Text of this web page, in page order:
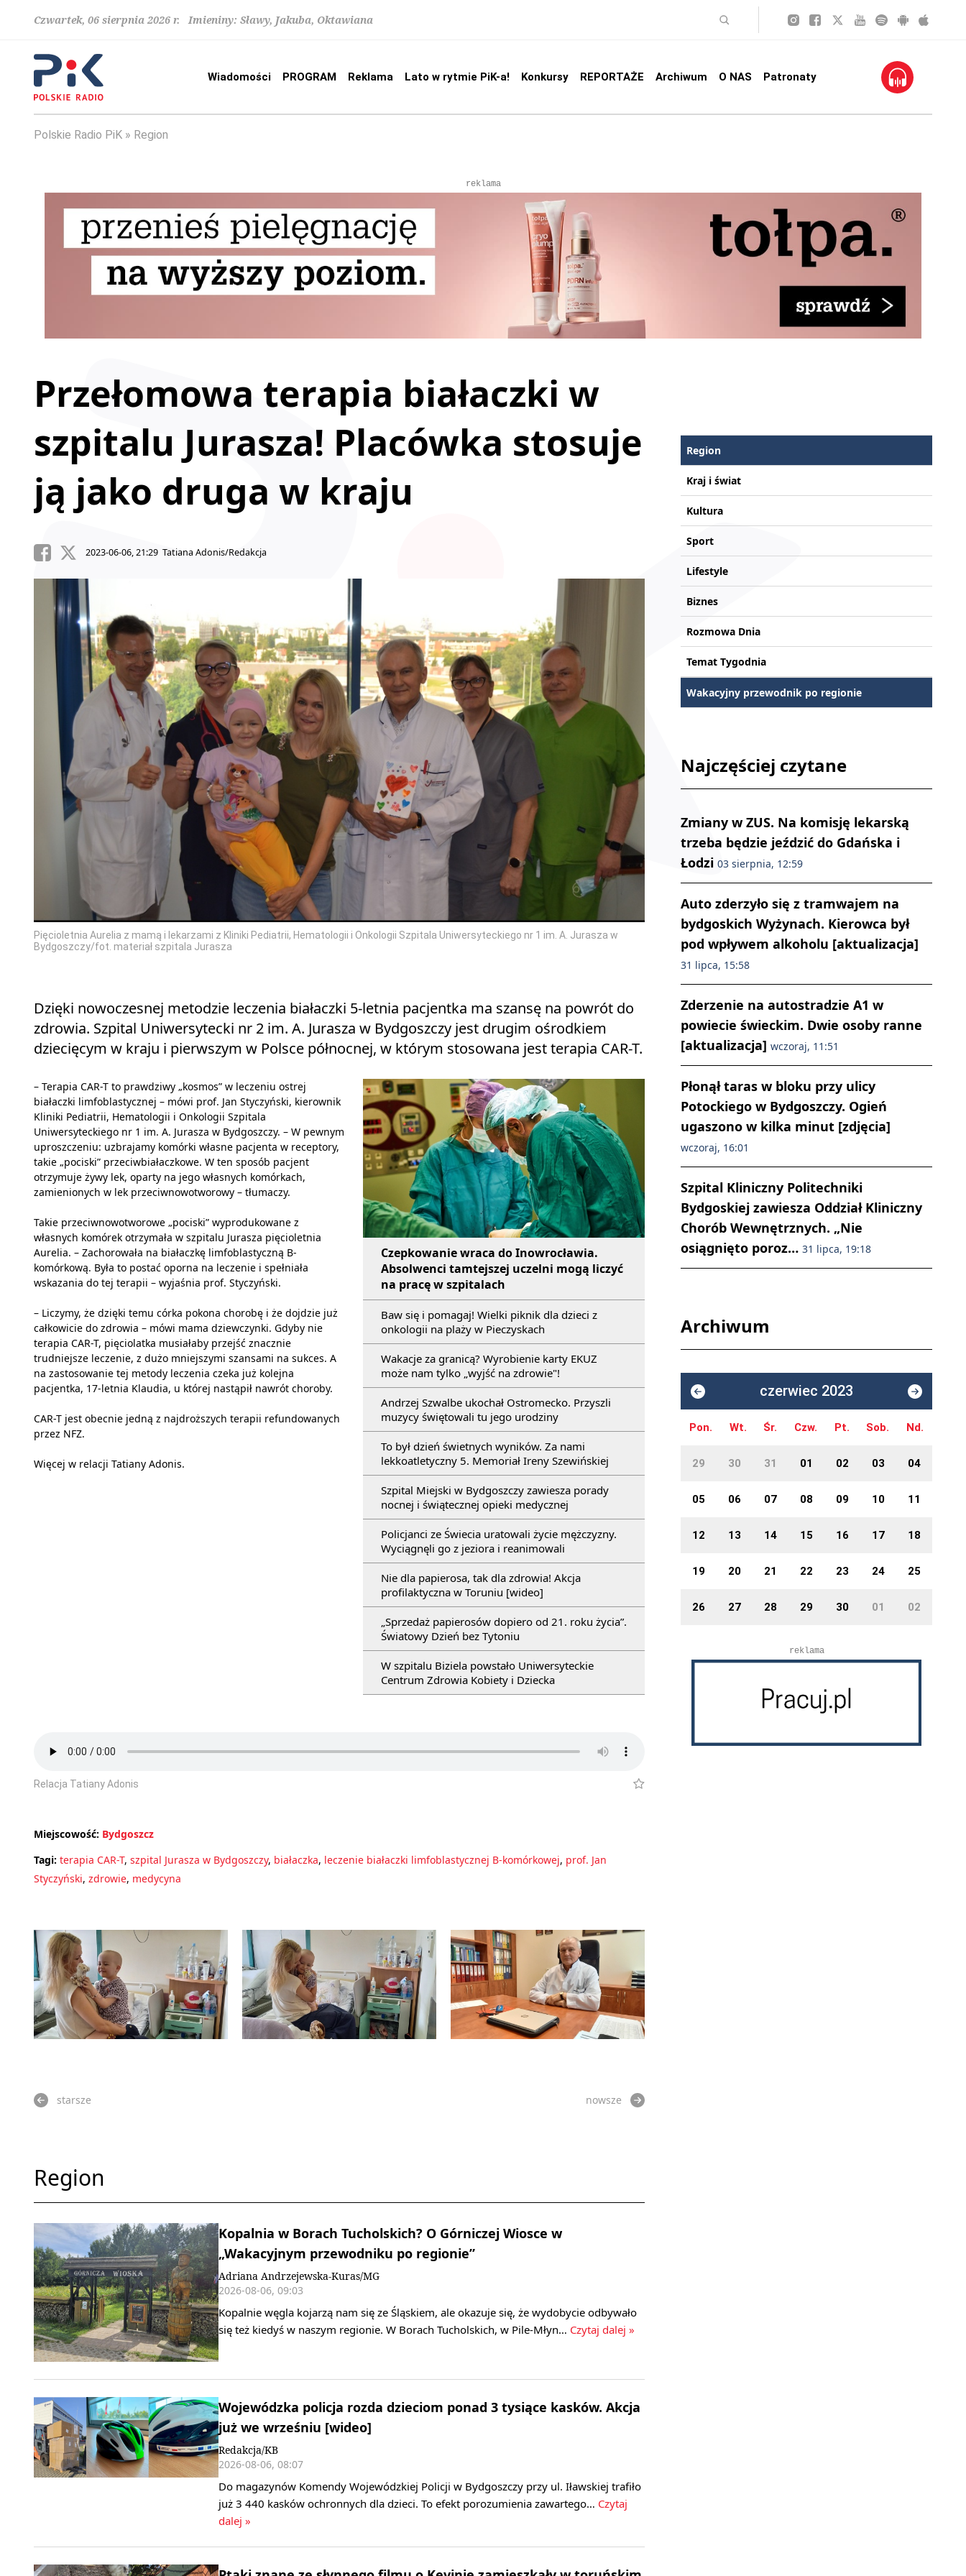
Czwartek, 06 sierpnia 2026 r. Imieniny: Sławy, Jakuba, Oktawiana
Wiadomości PROGRAM Reklama Lato w rytmie PiK-a! Konkursy REPORTAŻE Archiwum O NAS Patronaty
Polskie Radio PiK Region
reklama
Przełomowa terapia białaczki w
szpitalu Jurasza! Placówka stosuje
ją jako druga w kraju
2023-06-06, 21:29 Tatiana Adonis/Redakcja
Pięcioletnia Aurelia z mamą i lekarzami z Kliniki Pediatrii, Hematologii i Onkologii Szpitala Uniwersyteckiego nr 1 im. A. Jurasza w
Bydgoszczy/fot. materiał szpitala Jurasza
Dzięki nowoczesnej metodzie leczenia białaczki 5-letnia pacjentka ma szansę na powrót do
zdrowia. Szpital Uniwersytecki nr 2 im. A. Jurasza w Bydgoszczy jest drugim ośrodkiem
dziecięcym w kraju i pierwszym w Polsce północnej, w którym stosowana jest terapia CAR-T.
Czepkowanie wraca do Inowrocławia.
Absolwenci tamtejszej uczelni mogą liczyć
na pracę w szpitalach
Baw się i pomagaj! Wielki piknik dla dzieci z
onkologii na plaży w Pieczyskach
Wakacje za granicą? Wyrobienie karty EKUZ
może nam tylko „wyjść na zdrowie"!
Andrzej Szwalbe ukochał Ostromecko. Przyszli
muzycy świętowali tu jego urodziny
To był dzień świetnych wyników. Za nami
lekkoatletyczny 5. Memoriał Ireny Szewińskiej
Szpital Miejski w Bydgoszczy zawiesza porady
nocnej i świątecznej opieki medycznej
Policjanci ze Świecia uratowali życie mężczyzny.
Wyciągnęli go z jeziora i reanimowali
Nie dla papierosa, tak dla zdrowia! Akcja
profilaktyczna w Toruniu [wideo]
„Sprzedaż papierosów dopiero od 21. roku życia”.
Światowy Dzień bez Tytoniu
W szpitalu Biziela powstało Uniwersyteckie
Centrum Zdrowia Kobiety i Dziecka
– Terapia CAR-T to prawdziwy „kosmos” w leczeniu ostrej
białaczki limfoblastycznej – mówi prof. Jan Styczyński, kierownik
Kliniki Pediatrii, Hematologii i Onkologii Szpitala
Uniwersyteckiego nr 1 im. A. Jurasza w Bydgoszczy. – W pewnym
uproszczeniu: uzbrajamy komórki własne pacjenta w receptory,
takie „pociski” przeciwbiałaczkowe. W ten sposób pacjent
otrzymuje żywy lek, oparty na jego własnych komórkach,
zamienionych w lek przeciwnowotworowy – tłumaczy.
Takie przeciwnowotworowe „pociski” wyprodukowane z
własnych komórek otrzymała w szpitalu Jurasza pięcioletnia
Aurelia. – Zachorowała na białaczkę limfoblastyczną B-
komórkową. Była to postać oporna na leczenie i spełniała
wskazania do tej terapii – wyjaśnia prof. Styczyński.
– Liczymy, że dzięki temu córka pokona chorobę i że dojdzie już
całkowicie do zdrowia – mówi mama dziewczynki. Gdyby nie
terapia CAR-T, pięciolatka musiałaby przejść znacznie
trudniejsze leczenie, z dużo mniejszymi szansami na sukces. A
na zastosowanie tej metody leczenia czeka już kolejna
pacjentka, 17-letnia Klaudia, u której nastąpił nawrót choroby.
CAR-T jest obecnie jedną z najdroższych terapii refundowanych
przez NFZ.
Więcej w relacji Tatiany Adonis.
Relacja Tatiany Adonis
Miejscowość: Bydgoszcz
Tagi: terapia CAR-T, szpital Jurasza w Bydgoszczy, białaczka, leczenie białaczki limfoblastycznej B-komórkowej, prof. Jan
Styczyński, zdrowie, medycyna
starsze nowsze
Region
Kopalnia w Borach Tucholskich? O Górniczej Wiosce w
„Wakacyjnym przewodniku po regionie”
Adriana Andrzejewska-Kuras/MG
2026-08-06, 09:03
Kopalnie węgla kojarzą nam się ze Śląskiem, ale okazuje się, że wydobycie odbywało
się też kiedyś w naszym regionie. W Borach Tucholskich, w Pile-Młyn… Czytaj dalej »
Wojewódzka policja rozda dzieciom ponad 3 tysiące kasków. Akcja
już we wrześniu [wideo]
Redakcja/KB
2026-08-06, 08:07
Do magazynów Komendy Wojewódzkiej Policji w Bydgoszczy przy ul. Iławskiej trafiło
już 3 440 kasków ochronnych dla dzieci. To efekt porozumienia zawartego… Czytaj
dalej »
Region
Kraj i świat
Kultura
Sport
Lifestyle
Biznes
Rozmowa Dnia
Temat Tygodnia
Wakacyjny przewodnik po regionie
Najczęściej czytane
Zmiany w ZUS. Na komisję lekarską
trzeba będzie jeździć do Gdańska i
Łodzi 03 sierpnia, 12:59
Auto zderzyło się z tramwajem na
bydgoskich Wyżynach. Kierowca był
pod wpływem alkoholu [aktualizacja]
31 lipca, 15:58
Zderzenie na autostradzie A1 w
powiecie świeckim. Dwie osoby ranne
[aktualizacja] wczoraj, 11:51
Płonął taras w bloku przy ulicy
Potockiego w Bydgoszczy. Ogień
ugaszono w kilka minut [zdjęcia]
wczoraj, 16:01
Szpital Kliniczny Politechniki
Bydgoskiej zawiesza Oddział Kliniczny
Chorób Wewnętrznych. „Nie
osiągnięto poroz… 31 lipca, 19:18
Archiwum
czerwiec 2023
Pon. Wt. Śr. Czw. Pt. Sob. Nd.
29 30 31 01 02 03 04
05 06 07 08 09 10 11
12 13 14 15 16 17 18
19 20 21 22 23 24 25
26 27 28 29 30 01 02
reklama